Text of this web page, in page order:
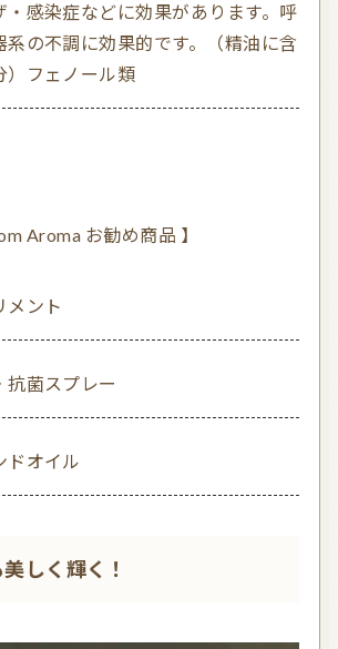
・感染症などに効果があります。呼
系の不調に効果的です。（精油に含
）フェノール類
Aroma お勧め商品 】
メント
抗菌スプレー
ドオイル
美しく輝く！